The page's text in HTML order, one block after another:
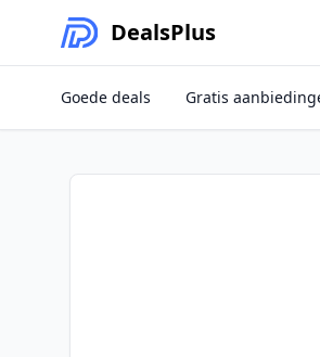
DealsPlus
Goede deals Gratis